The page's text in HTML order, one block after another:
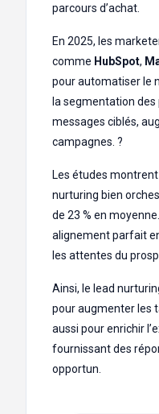
parcours d’achat.
En 2025, les
comme HubSpot,
pour automatiser le
la segmentation des
messages ciblés,
campagnes. ?
Les études
nurturing bien
de 23 % en
alignement parfait
les attentes du
Ainsi, le lead
pour augmenter les
aussi pour enrichir
fournissant des
opportun.